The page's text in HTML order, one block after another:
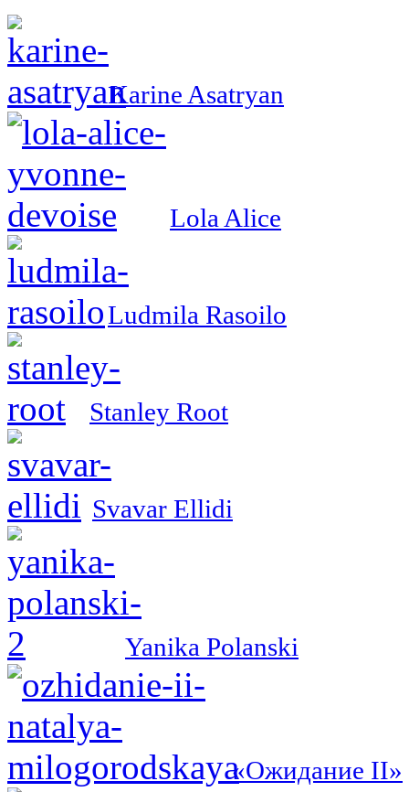
Karine Asatryan
Lola Alice
Ludmila Rasoilo
Stanley Root
Svavar Ellidi
Yanika Polanski
«Ожидание II»